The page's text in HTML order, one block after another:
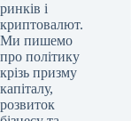
ринків і
криптовалют.
Ми пишемо
про політику
крізь призму
капіталу,
розвиток